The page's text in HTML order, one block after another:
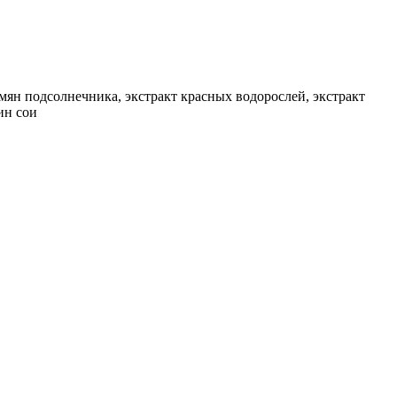
подсолнечника, экстракт красных водорослей, экстракт
сои